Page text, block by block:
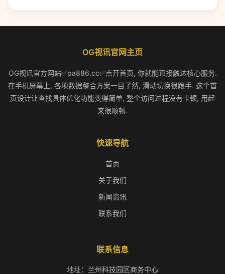
OG视讯官网主页
OG视讯官方网站✅pa886.cc✅点开首页, 你就能直接触达核心服务.
在手机屏幕上, 各项数据整合方案一目了然, 滑动切换很跟手. 这个首
页设计让查找具体优化功能变得简单, 整个访问过程没有卡顿, 用起
来很顺畅.
快速导航
首页
关于我们
新闻资讯
联系我们
联系信息
地址：兰州科技园区商务中心